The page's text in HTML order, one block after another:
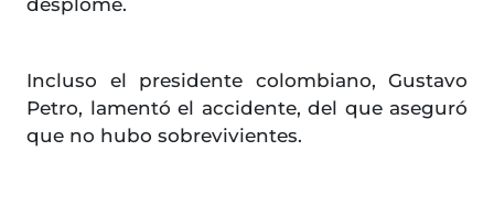
Incluso el presidente colombiano, Gustavo
Petro, lamentó el accidente, del que aseguró
que no hubo sobrevivientes.